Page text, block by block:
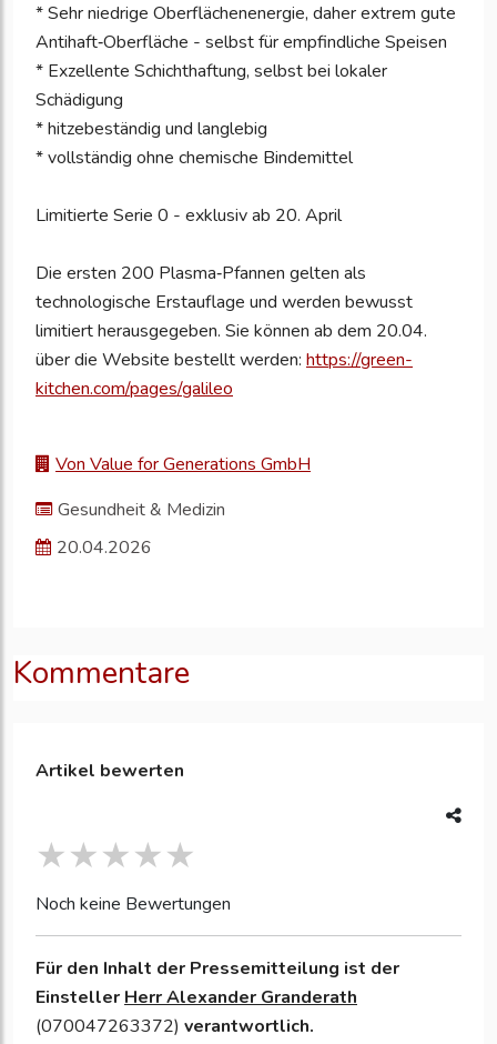
* Sehr niedrige Oberflächenenergie, daher extrem gute
Antihaft‑Oberfläche - selbst für empfindliche Speisen
* Exzellente Schichthaftung, selbst bei lokaler
Schädigung
* hitzebeständig und langlebig
* vollständig ohne chemische Bindemittel
Limitierte Serie 0 - exklusiv ab 20. April
Die ersten 200 Plasma‑Pfannen gelten als
technologische Erstauflage und werden bewusst
limitiert herausgegeben. Sie können ab dem 20.04.
über die Website bestellt werden: https://green-
kitchen.com/pages/galileo
Von Value for Generations GmbH
Gesundheit & Medizin
20.04.2026
Kommentare
Artikel bewerten
Noch keine Bewertungen
Für den Inhalt der Pressemitteilung ist der
Einsteller Herr Alexander Granderath
(070047263372) verantwortlich.